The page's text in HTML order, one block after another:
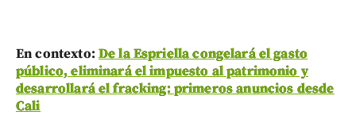
En contexto: De la Espriella congelará el gasto
público, eliminará el impuesto al patrimonio y
desarrollará el fracking: primeros anuncios desde
Cali